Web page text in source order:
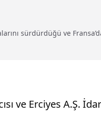
sürdürdüğü ve
ve Erciyes A.Ş.